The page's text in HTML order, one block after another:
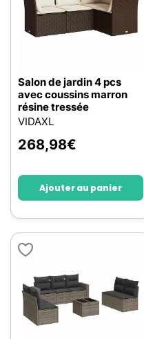
Salon de jardin 4 pcs
avec coussins marron
résine tressée
VIDAXL
268,98€
Ajouter au panier